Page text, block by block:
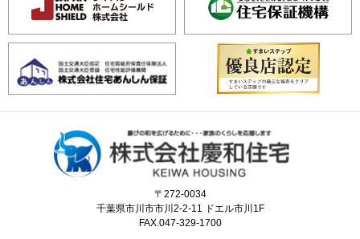
〒272-0034
千葉県市川市市川2-2-11 ドエル市川1F
FAX.047-329-1700